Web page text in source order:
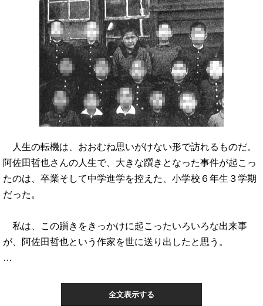
人生の転機は、おおむね思いがけない形で訪れるものだ。
阿佐田哲也さんの人生で、大きな躓きとなった事件が起こっ
たのは、卒業そして中学進学を控えた、小学校６年生３学期
だった。
私は、この躓きをきっかけに起こったいろいろな出来事
が、阿佐田哲也という作家を世に送り出したと思う。
…
全文表示する